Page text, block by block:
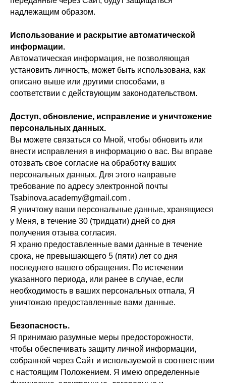
надлежащим образом.
Использование и раскрытие автоматической
информации.
Автоматическая информация, не позволяющая
установить личность, может быть использована, как
описано выше или другими способами, в
соответствии с действующим законодательством.
Доступ, обновление, исправление и уничтожение
персональных данных.
Вы можете связаться со Мной, чтобы обновить или
внести исправления в информацию о вас. Вы вправе
отозвать свое согласие на обработку ваших
персональных данных. Для этого направьте
требование по адресу электронной почты
Tsabinova.academy@gmail.com .
Я уничтожу ваши персональные данные, хранящиеся
у Меня, в течение 30 (тридцати) дней со дня
получения отзыва согласия.
Я храню предоставленные вами данные в течение
срока, не превышающего 5 (пяти) лет со дня
последнего вашего обращения. По истечении
указанного периода, или ранее в случае, если
необходимость в ваших персональных отпала, Я
уничтожаю предоставленные вами данные.
Безопасность.
Я принимаю разумные меры предосторожности,
чтобы обеспечивать защиту личной информации,
собранной через Сайт и используемой в соответствии
с настоящим Положением. Я имею определенные